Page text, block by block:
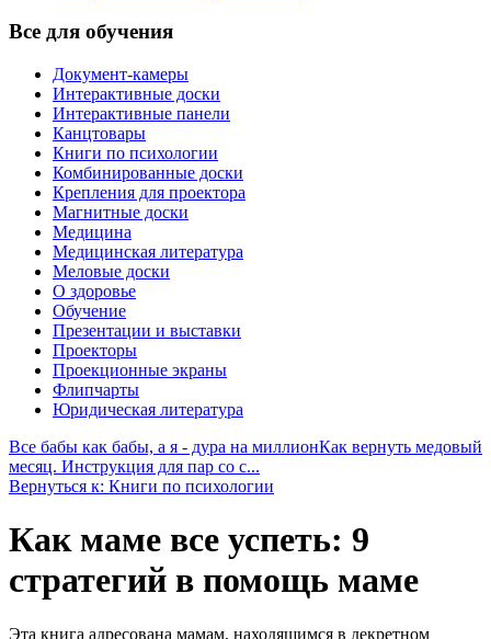
Все для обучения
Документ-камеры
Интерактивные доски
Интерактивные панели
Канцтовары
Книги по психологии
Комбинированные доски
Крепления для проектора
Магнитные доски
Медицина
Медицинская литература
Меловые доски
О здоровье
Обучение
Презентации и выставки
Проекторы
Проекционные экраны
Флипчарты
Юридическая литература
Все бабы как бабы, а я - дура на миллионКак вернуть медовый
месяц. Инструкция для пар со с...
Вернуться к: Книги по психологии
Как маме все успеть: 9
стратегий в помощь маме
Эта книга адресована мамам, находящимся в декретном